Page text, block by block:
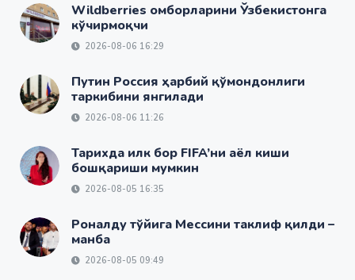
Wildberries омборларини Ўзбекистонга
кўчирмоқчи
2026-08-06 16:29
Путин Россия ҳарбий қўмондонлиги
таркибини янгилади
2026-08-06 11:26
Тарихда илк бор FIFA’ни аёл киши
бошқариши мумкин
2026-08-05 16:35
Роналду тўйига Мессини таклиф қилди –
манба
2026-08-05 09:49